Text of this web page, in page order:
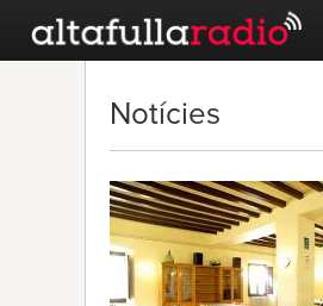
Notícies